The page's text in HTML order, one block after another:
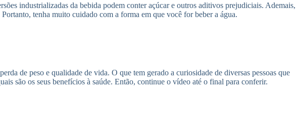
industrializadas da bebida podem conter açúcar e outros aditivos prejudiciais. Ademais,
tenha muito cuidado com a forma em que você for beber a água.
de peso e qualidade de vida. O que tem gerado a curiosidade de diversas pessoas que
são os seus benefícios à saúde. Então, continue o vídeo até o final para conferir.